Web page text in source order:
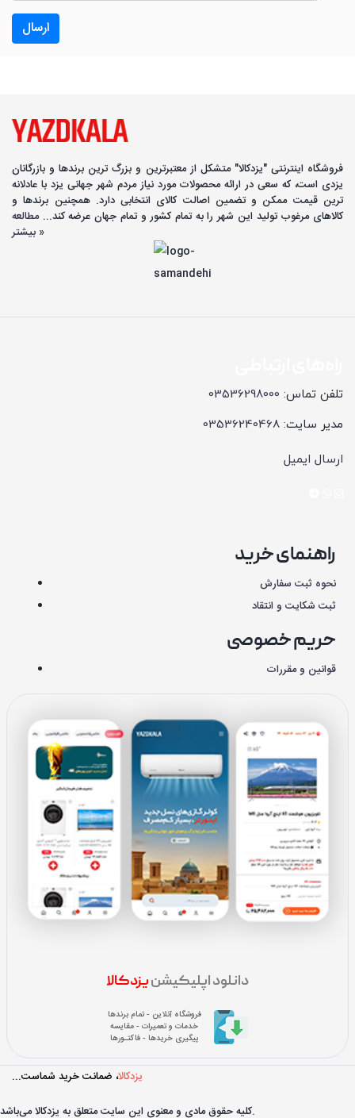
ارسال
فروشگاه اینترنتی "یزدکالا" متشکل از معتبرترین و بزرگ ترین برندها و بازرگانان
یزدی است، که سعی در ارائه محصولات مورد نیاز مردم شهر جهانی یزد با عادلانه
ترین قیمت ممکن و تضمین اصالت کالای انتخابی دارد. همچنین برندها و
کالاهای مرغوب تولید این شهر را به تمام کشور و تمام جهان عرضه کند...مطالعه
بیشتر »
تلفن تماس: 03536298000
مدیر سایت: 03536240468
ارسال ایمیل
راهنمای خرید
نحوه ثبت سفارش
ثبت شکایت و انتقاد
حریم خصوصی
قوانین و مقررات
دانلود اپلیکیشنیزدکالا
فروشگاه آنلاین - تمام برندها
خدمات و تعمیرات - مقایسه
پیگیری خریدها - فاکتـورها
یزدکالا، ضمانت خرید شماست...
کليه حقوق مادی و معنوی اين سايت متعلق به یزدکالا می‌باشد.